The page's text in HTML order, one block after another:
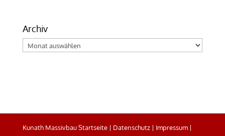
Archiv
Archiv
Kunath Massivbau Startseite| Datenschutz| Impressum|